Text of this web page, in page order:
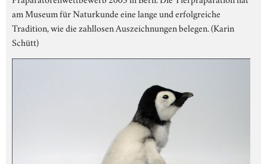
am Museum für Naturkunde eine lange und erfolgreiche
Tradition, wie die zahllosen Auszeichnungen belegen. (Karin
Schütt)